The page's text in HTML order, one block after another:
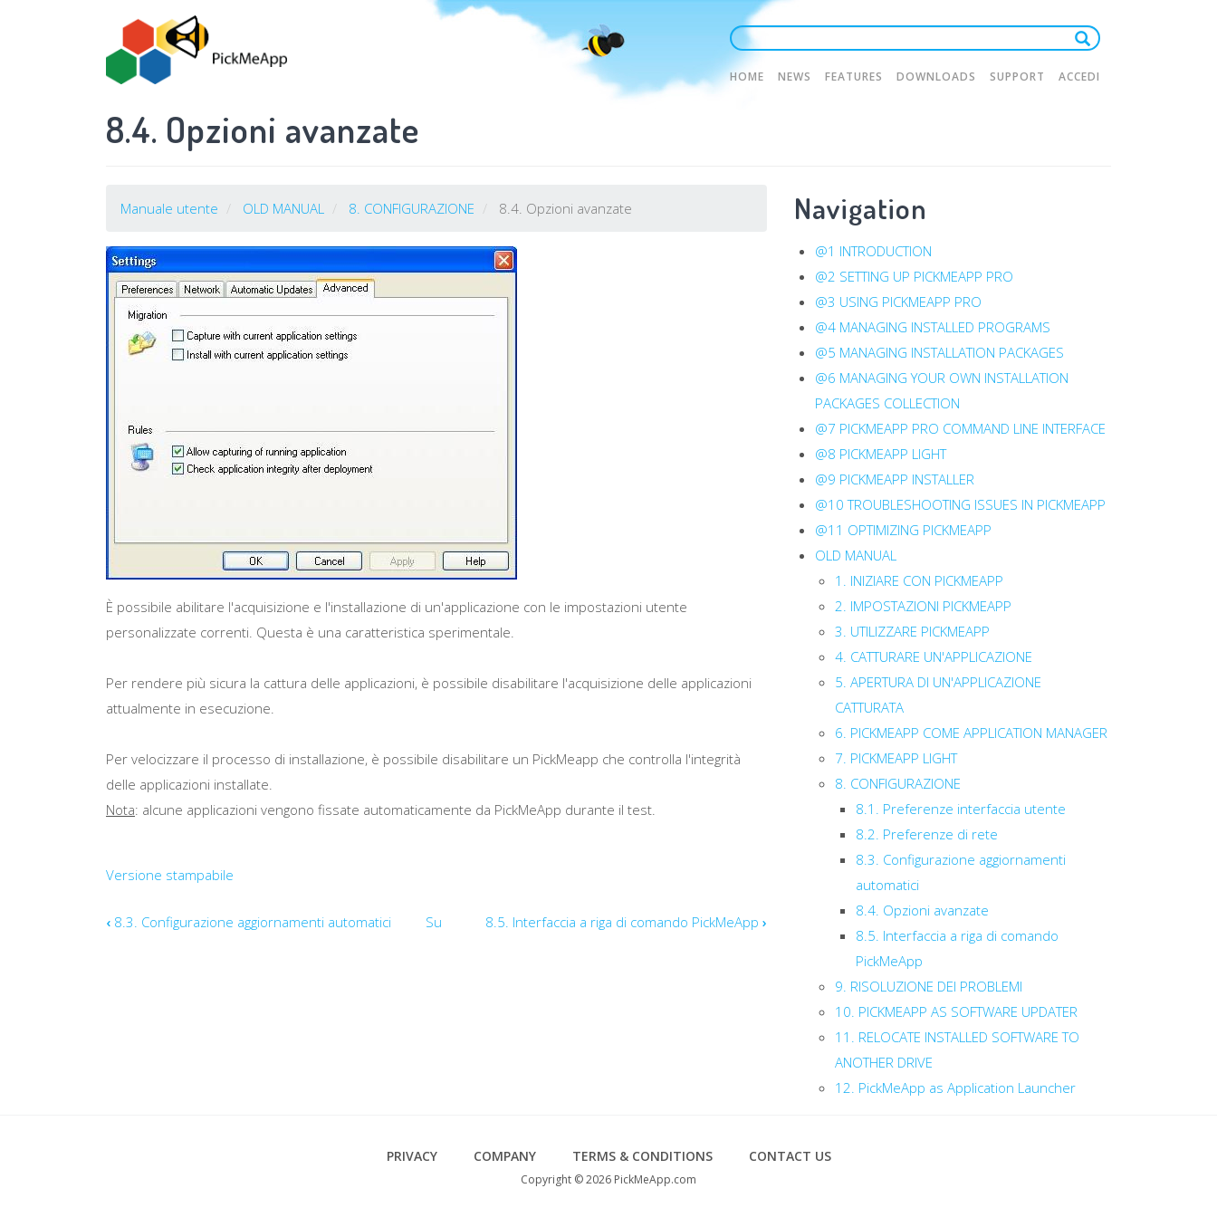
Main
HOME NEWS FEATURES DOWNLOADS SUPPORT ACCEDI
8.4. Opzioni avanzate
Manuale utente OLD MANUAL 8. CONFIGURAZIONE 8.4. Opzioni avanzate
È possibile abilitare l'acquisizione e l'installazione di un'applicazione con le impostazioni utente
personalizzate correnti. Questa è una caratteristica sperimentale.
Per rendere più sicura la cattura delle applicazioni, è possibile disabilitare l'acquisizione delle applicazioni
attualmente in esecuzione.
Per velocizzare il processo di installazione, è possibile disabilitare un PickMeapp che controlla l'integrità
delle applicazioni installate.
Nota: alcune applicazioni vengono fissate automaticamente da PickMeApp durante il test.
Versione stampabile
Link
‹ 8.3. Configurazione aggiornamenti automatici Su 8.5. Interfaccia a riga di comando PickMeApp ›
Navigation
@1 INTRODUCTION
@2 SETTING UP PICKMEAPP PRO
@3 USING PICKMEAPP PRO
@4 MANAGING INSTALLED PROGRAMS
@5 MANAGING INSTALLATION PACKAGES
@6 MANAGING YOUR OWN INSTALLATION
PACKAGES COLLECTION
@7 PICKMEAPP PRO COMMAND LINE INTERFACE
@8 PICKMEAPP LIGHT
@9 PICKMEAPP INSTALLER
@10 TROUBLESHOOTING ISSUES IN PICKMEAPP
@11 OPTIMIZING PICKMEAPP
OLD MANUAL
1. INIZIARE CON PICKMEAPP
2. IMPOSTAZIONI PICKMEAPP
3. UTILIZZARE PICKMEAPP
4. CATTURARE UN'APPLICAZIONE
5. APERTURA DI UN'APPLICAZIONE
CATTURATA
6. PICKMEAPP COME APPLICATION MANAGER
7. PICKMEAPP LIGHT
8. CONFIGURAZIONE
8.1. Preferenze interfaccia utente
8.2. Preferenze di rete
8.3. Configurazione aggiornamenti
automatici
8.4. Opzioni avanzate
8.5. Interfaccia a riga di comando
PickMeApp
9. RISOLUZIONE DEI PROBLEMI
10. PICKMEAPP AS SOFTWARE UPDATER
11. RELOCATE INSTALLED SOFTWARE TO
ANOTHER DRIVE
12. PickMeApp as Application Launcher
PRIVACY COMPANY TERMS & CONDITIONS CONTACT US
Copyright © 2026 PickMeApp.com